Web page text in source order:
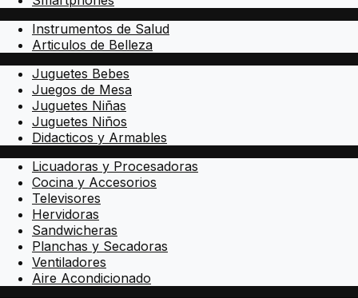
Instrumentos de Salud
Articulos de Belleza
Juguetes Bebes
Juegos de Mesa
Juguetes Niñas
Juguetes Niños
Didacticos y Armables
Licuadoras y Procesadoras
Cocina y Accesorios
Televisores
Hervidoras
Sandwicheras
Planchas y Secadoras
Ventiladores
Aire Acondicionado